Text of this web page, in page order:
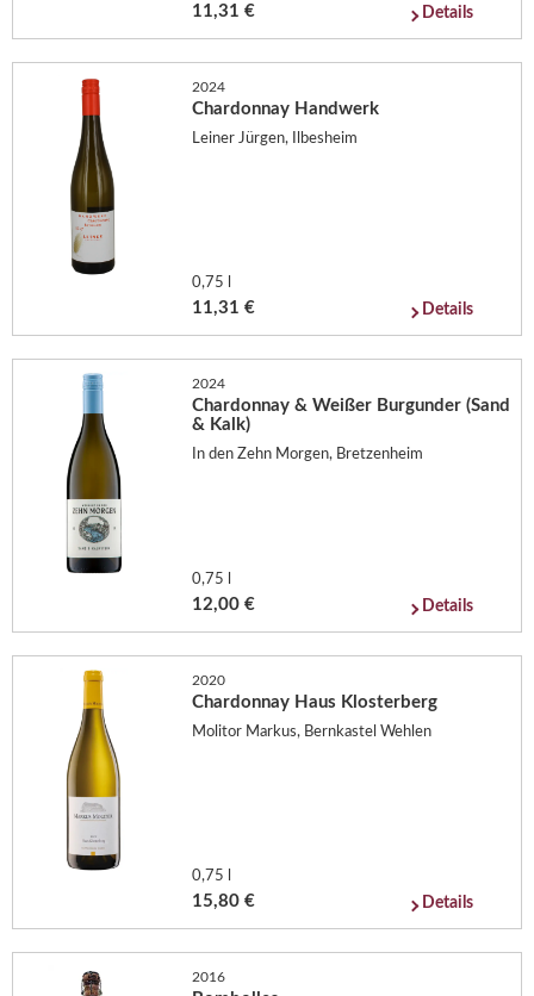
11,31 € Details
2024
Chardonnay Handwerk
Leiner Jürgen, Ilbesheim
0,75 l
11,31 € Details
2024
Chardonnay & Weißer Burgunder (Sand
& Kalk)
In den Zehn Morgen, Bretzenheim
0,75 l
12,00 € Details
2020
Chardonnay Haus Klosterberg
Molitor Markus, Bernkastel Wehlen
0,75 l
15,80 € Details
2016